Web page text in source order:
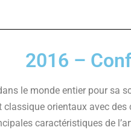
2016 –
le monde entier pour sa
classique orientaux avec
caractéristiques de